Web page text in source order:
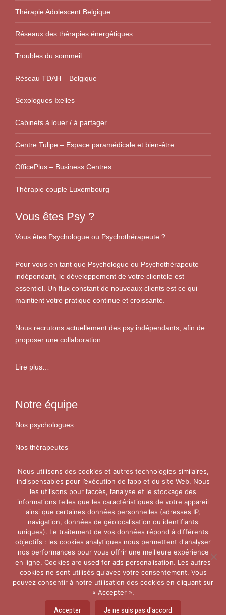
Thérapie Adolescent Belgique
Réseaux des thérapies énergétiques
Troubles du sommeil
Réseau TDAH – Belgique
Sexologues Ixelles
Cabinets à louer / à partager
Centre Tulipe – Espace paramédicale et bien-être.
OfficePlus – Business Centres
Thérapie couple Luxembourg
Vous êtes Psy ?
Vous êtes Psychologue ou Psychothérapeute ?
Pour vous en tant que Psychologue ou Psychothérapeute
indépendant, le développement de votre clientèle est
essentiel. Un flux constant de nouveaux clients est ce qui
maintient votre pratique continue et croissante.
Nous recrutons actuellement des psy indépendants, afin de
proposer une collaboration.
Lire plus…
Notre équipe
Nos psychologues
Nos thérapeutes
Nos conseillers conjugaux
Nos Centres
Centre VitaPsy Bruxelles
Copyright © 2015-2026Thérapie Couple Belgique.Tous
droits réservés. Powered byPrivium – Des services qui
soutiennent vos soins. Pour psychologues,
Nous utilisons des cookies et autres technologies similaires,
indispensables pour l’exécution de l’app et du site Web. Nous
les utilisons pour l’accès, l’analyse et le stockage des
informations telles que les caractéristiques de votre appareil
ainsi que certaines données personnelles (adresses IP,
navigation, données de géolocalisation ou identifiants
uniques). Le traitement de vos données répond à différents
objectifs : les cookies analytiques nous permettent d'analyser
nos performances pour vous offrir une meilleure expérience
en ligne. Cookies are used for ads personalisation. Les autres
cookies ne sont utilisés qu'avec votre consentement. Vous
pouvez consentir à notre utilisation des cookies en cliquant sur
« Accepter ».
Accepter Je ne suis pas d'accord